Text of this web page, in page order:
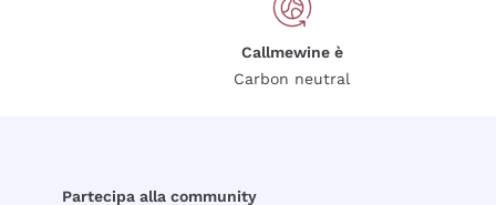
Callmewine è
Carbon neutral
Partecipa alla community